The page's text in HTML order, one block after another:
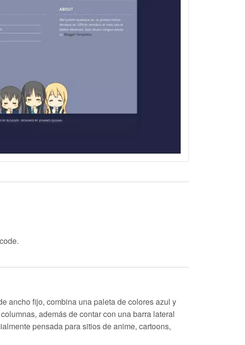
ancho fijo, combina una paleta de colores azul y
, además de contar con una barra lateral
pensada para sitios de anime, cartoons,